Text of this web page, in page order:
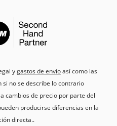
ygastos de envíoasí como las
si no se describe lo contrario
cambios de precio por parte del
producirse diferencias en la
directa..